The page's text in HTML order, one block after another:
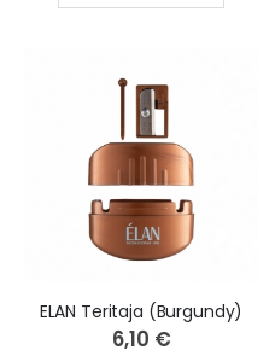
ELAN Teritaja (Burgundy)
6,10 €